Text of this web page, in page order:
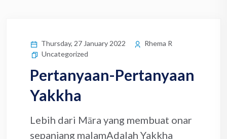
Thursday, 27 January 2022
Rhema R
Uncategorized
Pertanyaan-Pertanyaan
Yakkha
Lebih dari Māra yang membuat onar
sepanjang malamAdalah Yakkha